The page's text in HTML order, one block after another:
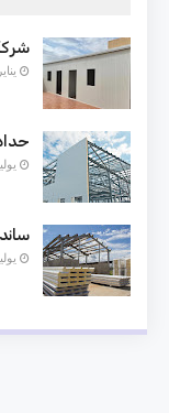
يناير 01, 2026
يوليو 04,
يوليو 04,